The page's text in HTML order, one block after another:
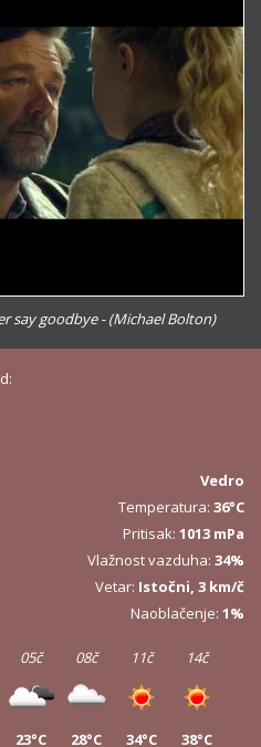
say goodbye - (Michael Bolton)
Vedro
Temperatura: 36°C
Pritisak: 1013 mPa
Vlažnost vazduha: 34%
Vetar: Istočni, 3 km/č
Naoblačenje: 1%
05č
23°C
08č
28°C
11č
34°C
14č
38°C